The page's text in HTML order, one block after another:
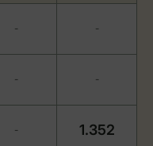
- -
- -
- 1.352